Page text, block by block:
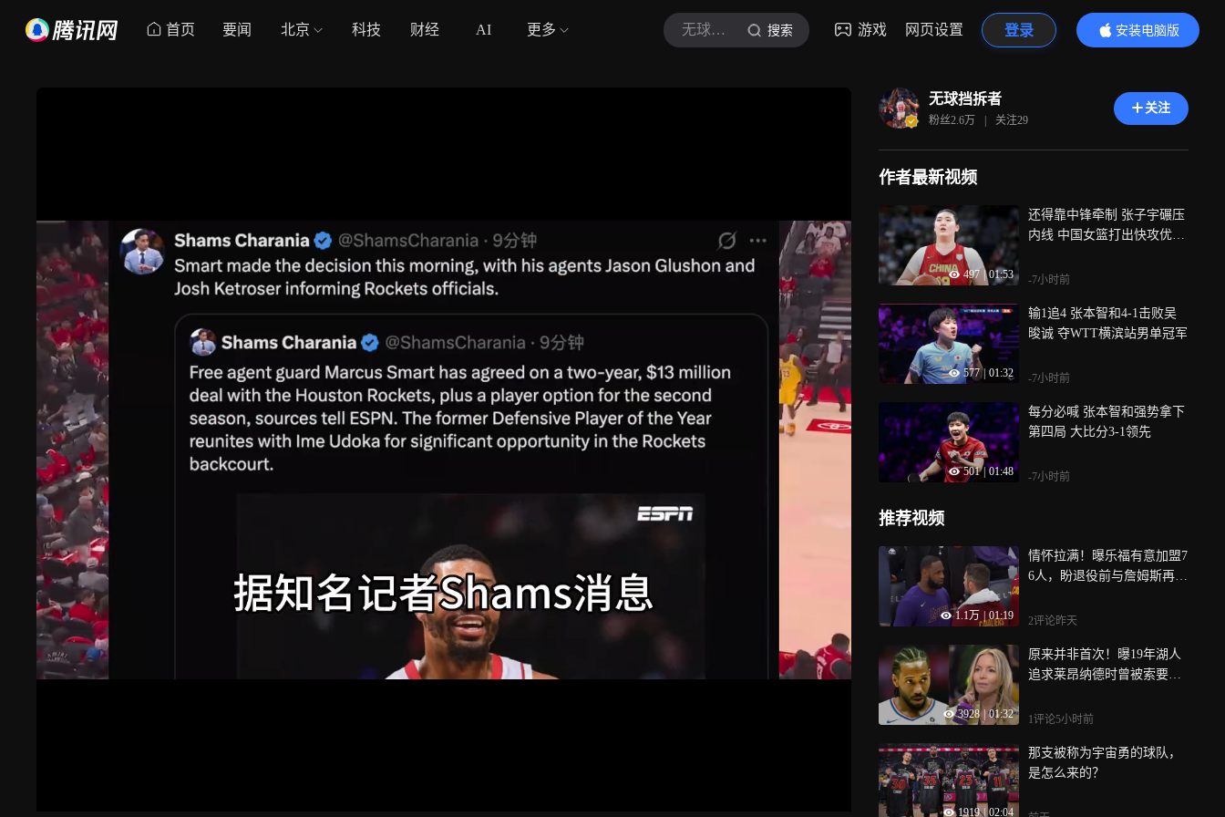
首页 要闻 北京 科技 财经 AI 更多 无球挡拆者 搜索 游戏 网页设置 登录
安装电脑版
内容更精彩
无球挡拆者
粉丝2.6万 | 关注29
关注
作者最新视频
497 01:53
还得靠中锋牵制 张子宇碾压
内线 中国女篮打出快攻优势
-7小时前
577 01:32
输1追4 张本智和4-1击败吴
晙诚 夺WTT横滨站男单冠军
-7小时前
501 01:48
每分必喊 张本智和强势拿下
第四局 大比分3-1领先
-7小时前
推荐视频
1.1万 01:19
情怀拉满！曝乐福有意加盟7
6人，盼退役前与詹姆斯再度
2评论昨天
3928 01:32
原来并非首次！曝19年湖人
追求莱昂纳德时曾被索要违
1评论5小时前
1919 | 02:04
那支被称为宇宙勇的球队，
是怎么来的？